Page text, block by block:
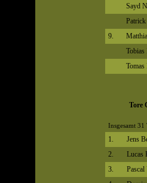
Sayd
9.
Tobias
Tomas
Tore
Insgesamt
1.
Jens
2.
Lucas
3.